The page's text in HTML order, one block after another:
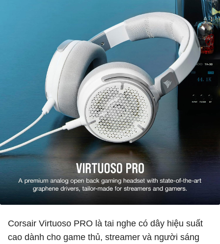
Corsair Virtuoso PRO là tai nghe có dây hiệu suất
cao dành cho game thủ, streamer và người sáng